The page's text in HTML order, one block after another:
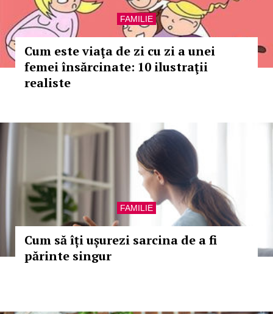
FAMILIE
Cum este viaţa de zi cu zi a unei
femei însărcinate: 10 ilustraţii
realiste
FAMILIE
Cum să îți ușurezi sarcina de a fi
părinte singur